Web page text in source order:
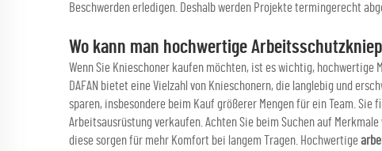
Beschwerden erledigen. Deshalb werden Projekte termingerecht
Wo kann man hochwertige
Wenn Sie Knieschoner kaufen möchten, ist es wichtig, hochwertige
DAFAN bietet eine Vielzahl von Knieschonern, die langlebig und
sparen, insbesondere beim Kauf größerer Mengen für ein Team.
Arbeitsausrüstung verkaufen. Achten Sie beim Suchen auf
diese sorgen für mehr Komfort bei langem Tragen. Hochwertige